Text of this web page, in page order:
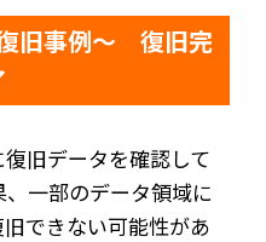
旧事例～ 復旧完
旧データを確認して
一部のデータ領域に
できない可能性があ